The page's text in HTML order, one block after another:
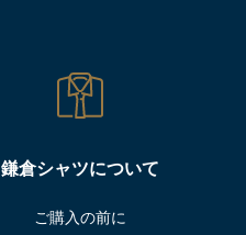
鎌倉シャツについて
ご購入の前に